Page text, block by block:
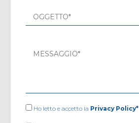
Ho letto e accetto la Privacy Policy*